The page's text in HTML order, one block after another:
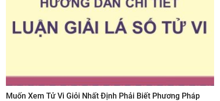
Muốn Xem Tử Vi Giỏi Nhất Định Phải Biết Phương Pháp